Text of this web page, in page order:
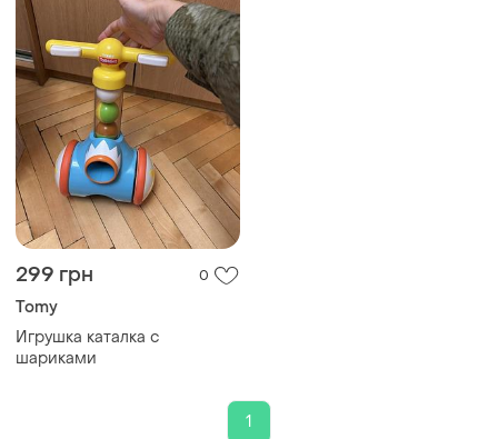
299 грн 0
Tomy
Игрушка каталка с
шариками
1